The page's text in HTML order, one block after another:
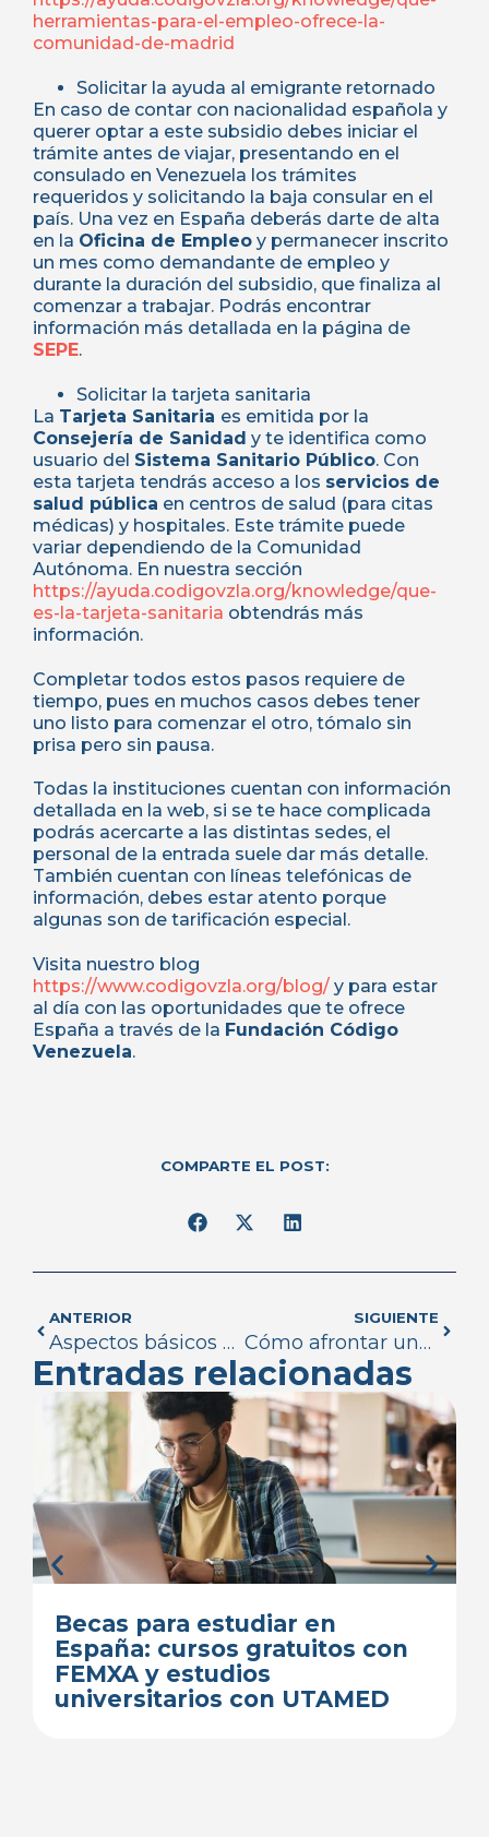
herramientas-para-el-empleo-ofrece-la-
comunidad-de-madrid
Solicitar la ayuda al emigrante retornado
En caso de contar con nacionalidad española y
querer optar a este subsidio debes iniciar el
trámite antes de viajar, presentando en el
consulado en Venezuela los trámites
requeridos y solicitando la baja consular en el
país. Una vez en España deberás darte de alta
en la Oficina de Empleo y permanecer inscrito
un mes como demandante de empleo y
durante la duración del subsidio, que finaliza al
comenzar a trabajar. Podrás encontrar
información más detallada en la página de
SEPE.
Solicitar la tarjeta sanitaria
La Tarjeta Sanitaria es emitida por la
Consejería de Sanidad y te identifica como
usuario del Sistema Sanitario Público. Con
esta tarjeta tendrás acceso a los servicios de
salud pública en centros de salud (para citas
médicas) y hospitales. Este trámite puede
variar dependiendo de la Comunidad
Autónoma. En nuestra sección
https://ayuda.codigovzla.org/knowledge/que-
es-la-tarjeta-sanitaria obtendrás más
información.
Completar todos estos pasos requiere de
tiempo, pues en muchos casos debes tener
uno listo para comenzar el otro, tómalo sin
prisa pero sin pausa.
Todas la instituciones cuentan con información
detallada en la web, si se te hace complicada
podrás acercarte a las distintas sedes, el
personal de la entrada suele dar más detalle.
También cuentan con líneas telefónicas de
información, debes estar atento porque
algunas son de tarificación especial.
Visita nuestro blog
https://www.codigovzla.org/blog/ y para estar
al día con las oportunidades que te ofrece
España a través de la Fundación Código
Venezuela.
COMPARTE EL POST:
ANTERIOR
Aspectos básicos de un buen perfil de LinkedIn en la búsqueda de empleo
SIGUIENTE
Cómo afrontar una entrevista de trabajo en 4 pasos
Entradas relacionadas
Becas para estudiar en
España: cursos gratuitos con
FEMXA y estudios
universitarios con UTAMED